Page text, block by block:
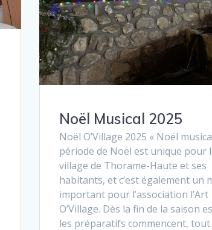
Noël Musical 2025
Noël O’Village 2025 « Noël
période de Noël est unique pour
village de Thorame-Haute et ses
habitants, et c’est également un
important pour l’association l’Art
O’Village. Dès la fin de la saison
les préparatifs commencent, tout